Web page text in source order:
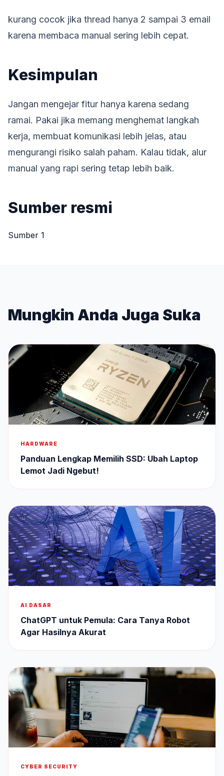
kurang cocok jika thread hanya 2 sampai 3 email
karena membaca manual sering lebih cepat.
Kesimpulan
Jangan mengejar fitur hanya karena sedang
ramai. Pakai jika memang menghemat langkah
kerja, membuat komunikasi lebih jelas, atau
mengurangi risiko salah paham. Kalau tidak, alur
manual yang rapi sering tetap lebih baik.
Sumber resmi
Sumber 1
Mungkin Anda Juga Suka
HARDWARE
Panduan Lengkap Memilih SSD: Ubah Laptop
Lemot Jadi Ngebut!
AI DASAR
ChatGPT untuk Pemula: Cara Tanya Robot
Agar Hasilnya Akurat
CYBER SECURITY